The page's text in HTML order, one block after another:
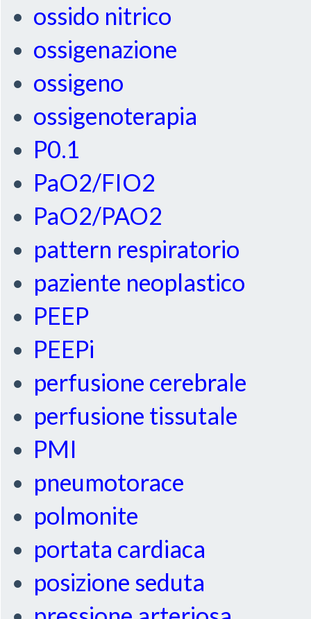
ossido nitrico
ossigenazione
ossigeno
ossigenoterapia
P0.1
PaO2/FIO2
PaO2/PAO2
pattern respiratorio
paziente neoplastico
PEEP
PEEPi
perfusione cerebrale
perfusione tissutale
PMI
pneumotorace
polmonite
portata cardiaca
posizione seduta